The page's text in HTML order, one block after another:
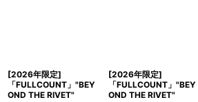
[2026年限定]
「FULLCOUNT」"BEY
OND THE RIVET"
[2026年限定]
「FULLCOUNT」"BEY
OND THE RIVET"